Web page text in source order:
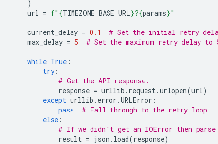
)
url = f" {TIMEZONE_BASE_URL}?{params}"
current_delay = 0.1
# Set the initial retry
max_delay = 5 # Set the maximum retry delay to
while True :
try :
# Get the API response.
response = urllib . request.urlopen(url)
except urllib . error .URLError :
pass
# Fall through to the retry loop.
else :
# If we didn't get an IOError then
result = json . load(response)